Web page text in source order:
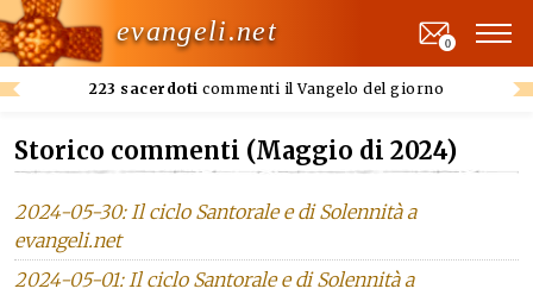
evangeli.net
223 sacerdoti commenti il Vangelo del giorno
0
Storico commenti (Maggio di 2024)
2024-05-30: Il ciclo Santorale e di Solennità a
evangeli.net
2024-05-01: Il ciclo Santorale e di Solennità a